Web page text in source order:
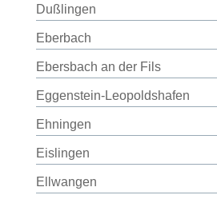
Dußlingen
Eberbach
Ebersbach an der Fils
Eggenstein-Leopoldshafen
Ehningen
Eislingen
Ellwangen